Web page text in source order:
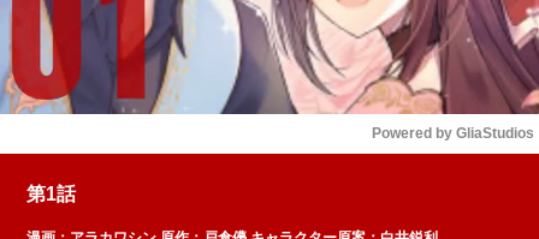
Powered by GliaStudios
第1話